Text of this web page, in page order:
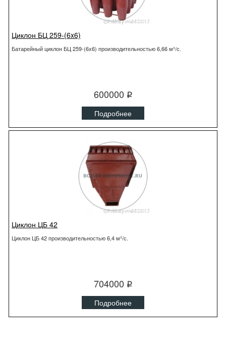
Циклон БЦ 259-(6x6)
Батарейный циклон БЦ 259-(6x6) производительностью 6,66 м³/с.
600000 q
Подробнее
Циклон ЦБ 42
Циклон ЦБ 42 производительностью 6,4 м³/с.
704000 q
Подробнее